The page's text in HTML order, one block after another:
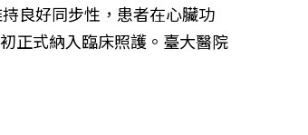
良好同步性，患者在心臟功
正式納入臨床照護。臺大醫院